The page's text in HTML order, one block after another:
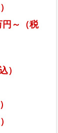
円～（税
）